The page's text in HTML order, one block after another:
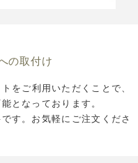
の取付け
をご利用いただくことで、
となっております。
す。お気軽にご注文くださ